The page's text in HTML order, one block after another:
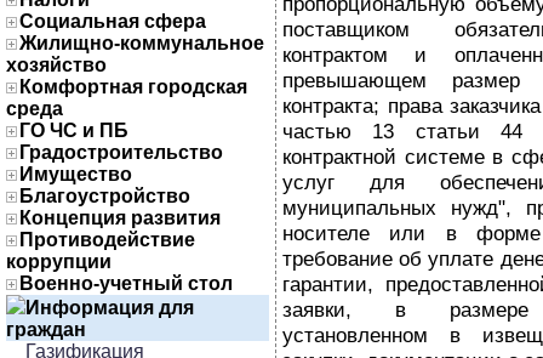
Социальная сфера
Жилищно-коммунальное
хозяйство
Комфортная городская
среда
ГО ЧС и ПБ
Градостроительство
Имущество
Благоустройство
Концепция развития
Противодействие
коррупции
Военно-учетный стол
Информация для
граждан
Газификация
поставщиком
контрактом и
превышающем размер
контракта; права
частью 13 статьи 44
контрактной системе в
услуг для
муниципальных нужд",
носителе или в форме
требование об уплате
гарантии,
заявки, в размере
установленном в